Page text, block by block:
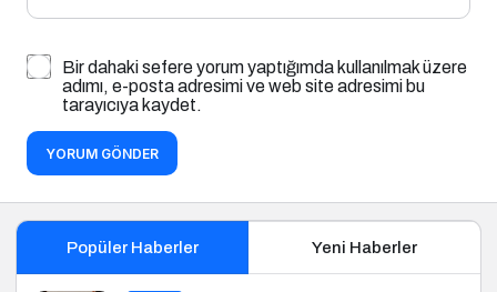
Bir dahaki sefere yorum yaptığımda kullanılmak üzere
adımı, e-posta adresimi ve web site adresimi bu
tarayıcıya kaydet.
YORUM GÖNDER
Popüler Haberler Yeni Haberler